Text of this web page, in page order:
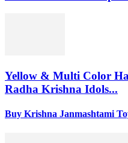
Yellow & Multi Color
Radha Krishna Idols...
Buy Krishna Janmashtami